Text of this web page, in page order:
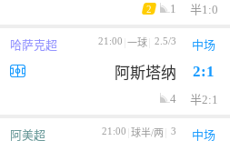
2 1 半1:0
哈萨克超 21:00 一球 2.5/3 中场
阿斯塔纳 2:1
4 半2:1
阿美超 21:00 球半/两 3 中场